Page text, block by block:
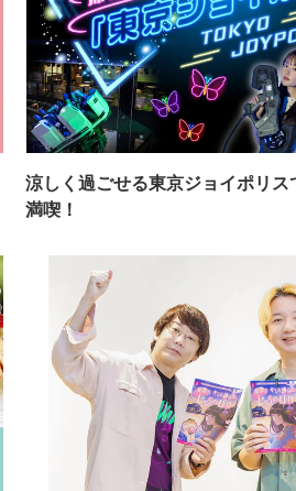
涼しく過ごせる東京ジョイポリ
満喫！